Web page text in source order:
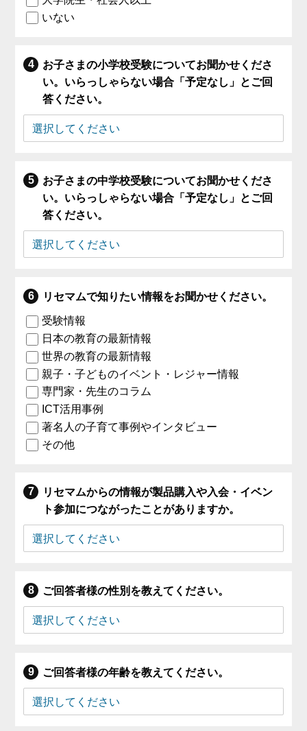
いない
お子さまの小学校受験についてお聞かせくださ
い。いらっしゃらない場合「予定なし」とご回
答ください。
お子さまの中学校受験についてお聞かせくださ
い。いらっしゃらない場合「予定なし」とご回
答ください。
リセマムで知りたい情報をお聞かせください。
受験情報
日本の教育の最新情報
世界の教育の最新情報
親子・子どものイベント・レジャー情報
専門家・先生のコラム
ICT活用事例
著名人の子育て事例やインタビュー
その他
リセマムからの情報が製品購入や入会・イベン
ト参加につながったことがありますか。
ご回答者様の性別を教えてください。
ご回答者様の年齢を教えてください。